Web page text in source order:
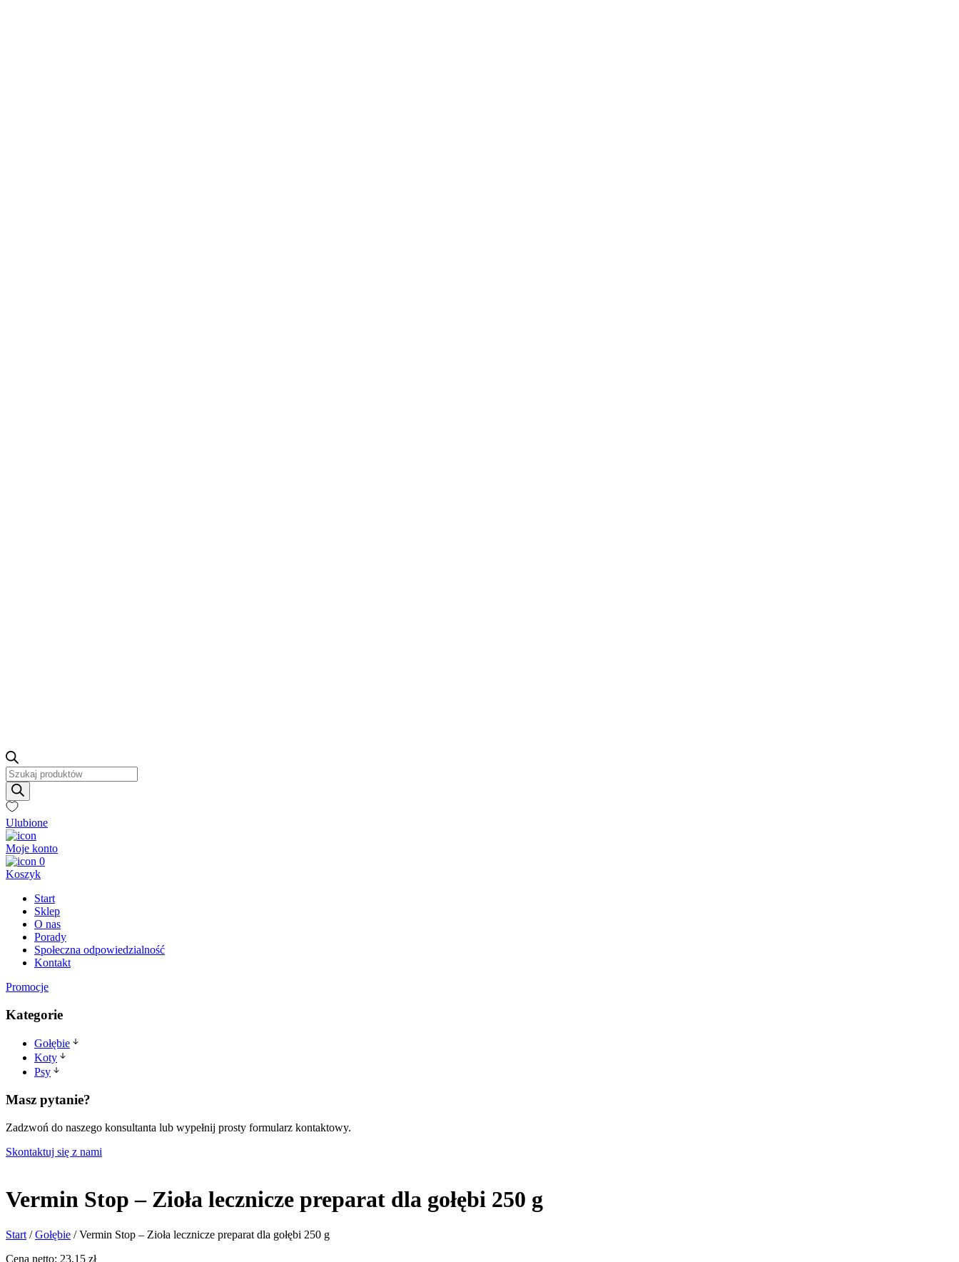
Wyszukiwarka
produktów
Ulubione
Moje konto
0
Koszyk
Start
Sklep
O nas
Porady
Społeczna odpowiedzialność
Kontakt
Promocje
Kategorie
Gołębie
Karmy
Koty
Psy
Karma monobiałkowa
Masz pytanie?
Zadzwoń do naszego konsultanta lub wypełnij prosty formularz kontaktowy.
Skontaktuj się z nami
Vermin Stop – Zioła lecznicze preparat dla gołębi 250 g
Start /Gołębie /Vermin Stop – Zioła lecznicze preparat dla gołębi 250 g
Cena netto: 23,15 zł